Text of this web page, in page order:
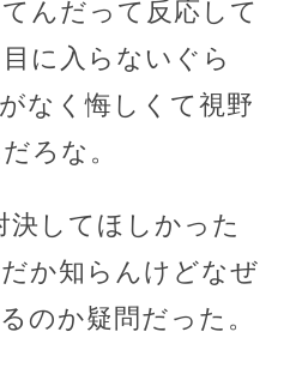
んだって反応して
に入らないぐら
なく悔しくて視野
ろな。
決してほしかった
か知らんけどなぜ
のか疑問だった。